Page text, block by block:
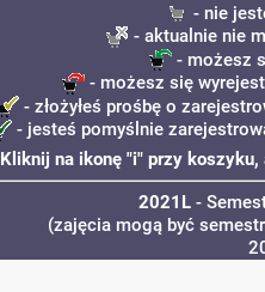
- nie
- aktualnie nie
- możesz
- możesz się
- złożyłeś prośbę o
- jesteś pomyślnie
Kliknij na ikonę "i" przy
2021L-
(zajęcia mogą być